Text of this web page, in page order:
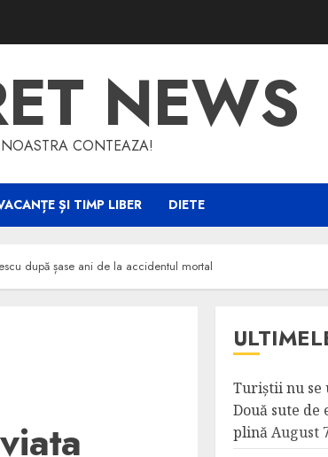
NEWS
CONTEAZA!
ȘI TIMP LIBER DIETE
după șase ani de la accidentul mortal
Turiștii nu se
Două sute de
plinăAugust